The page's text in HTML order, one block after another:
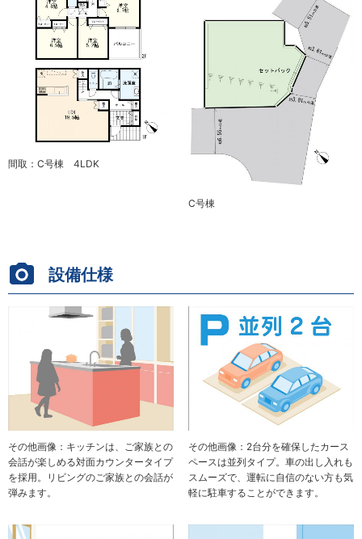
間取：C号棟 4LDK
C号棟
設備仕様
その他画像：キッチンは、ご家族との
会話が楽しめる対面カウンタータイプ
を採用。リビングのご家族との会話が
弾みます。
その他画像：2台分を確保したカース
ペースは並列タイプ。車の出し入れも
スムーズで、運転に自信のない方も気
軽に駐車することができます。